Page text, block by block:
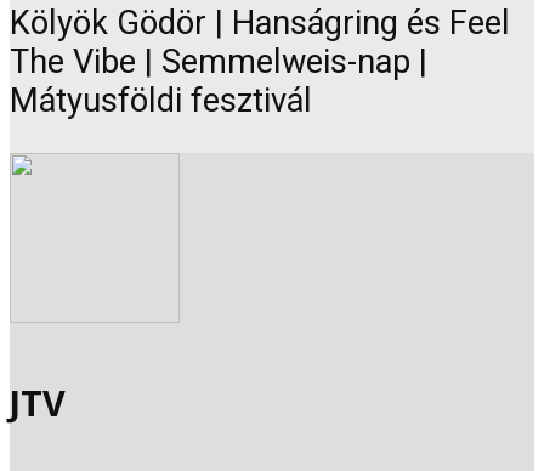
Kölyök Gödör | Hanságring és Feel
The Vibe | Semmelweis-nap |
Mátyusföldi fesztivál
JTV